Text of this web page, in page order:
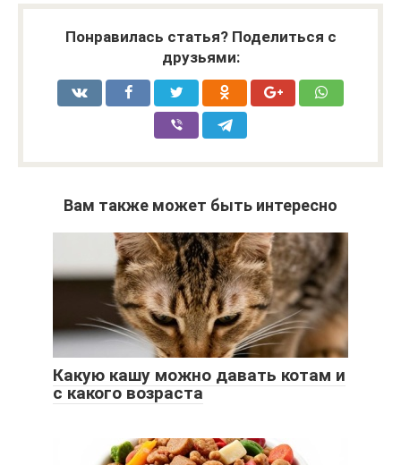
Понравилась статья? Поделиться с
друзьями:
Вам также может быть интересно
Какую кашу можно давать котам и
с какого возраста